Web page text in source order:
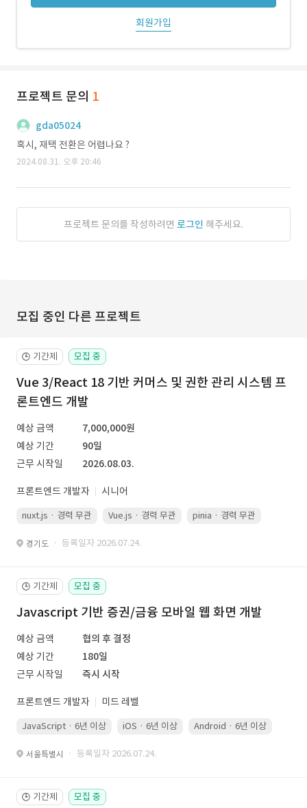
회원가입
프로젝트 문의 1
gda05024
혹시, 재택 전환은 어렵나요 ?
2024.08.31. 오후 20:46
프로젝트 문의를 작성하려면 로그인 해주세요.
모집 중인 다른 프로젝트
🕒 기간제 모집 중
Vue 3/React 18 기반 커머스 및 권한 관리 시스템 프
론트엔드 개발
예상 금액
7,000,000원
예상 기간
90일
근무 시작일
2026.08.03.
프론트엔드 개발자 시니어
nuxt.js · 경력 무관 Vue.js · 경력 무관 pinia · 경력 무관
경기도 · 등록일자 2026.07.24.
🕒 기간제 모집 중
Javascript 기반 증권/금융 모바일 웹 화면 개발
예상 금액
협의 후 결정
예상 기간
180일
근무 시작일
즉시 시작
프론트엔드 개발자 미드 레벨
JavaScript · 6년 이상 iOS · 6년 이상 Android · 6년 이상
서울특별시 · 등록일자 2026.07.24.
🕒 기간제 모집 중